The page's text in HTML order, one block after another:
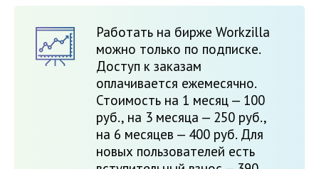
Работать на бирже Workzilla
можно только по подписке.
Доступ к заказам
оплачивается ежемесячно.
Стоимость на 1 месяц — 100
руб., на 3 месяца — 250 руб.,
на 6 месяцев — 400 руб. Для
новых пользователей есть